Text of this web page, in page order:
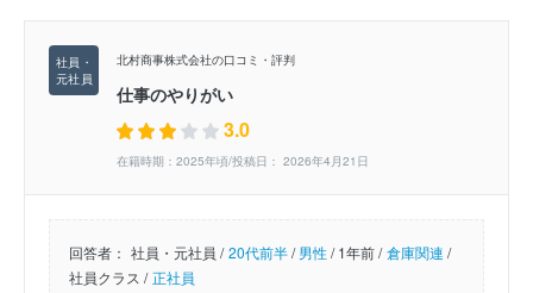
北村商事株式会社の口コミ・評判
仕事のやりがい
3.0
在籍時期：2025年頃/投稿日： 2026年4月21日
回答者： 社員・元社員 / 20代前半/男性/1年前 / 倉庫関連 /
社員クラス / 正社員